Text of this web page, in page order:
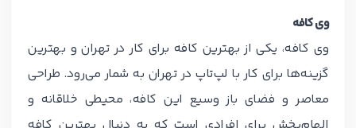
وی کافه
وی کافه، یکی از بهترین کافه برای کار در تهران و بهترین
گزینه‌ها برای کار با لپ‌تاپ در تهران به شمار می‌رود. طراحی
معاصر و فضای باز وسیع این کافه، محیطی خلاقانه و